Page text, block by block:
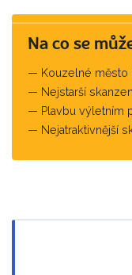
Na co se
Kouzelné město
Nejstarší
Plavbu výletním
Nejatraktivnější